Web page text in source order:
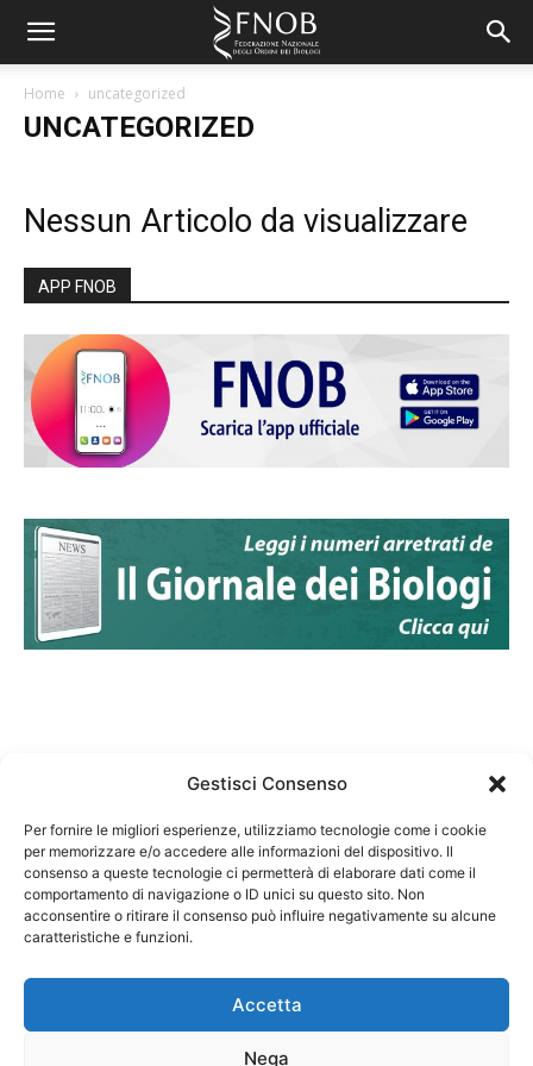
Gestisci Consenso
Per fornire le migliori esperienze, utilizziamo tecnologie come i cookie
per memorizzare e/o accedere alle informazioni del dispositivo. Il
consenso a queste tecnologie ci permetterà di elaborare dati come il
comportamento di navigazione o ID unici su questo sito. Non
acconsentire o ritirare il consenso può influire negativamente su alcune
caratteristiche e funzioni.
Accetta
Nega
Home uncategorized
UNCATEGORIZED
Nessun Articolo da visualizzare
APP FNOB
Federazione Nazionale Degli Ordini dei Biologi:
codice fiscale 80069130583
Responsabile sito internet www.fnob.it: Vincenzo